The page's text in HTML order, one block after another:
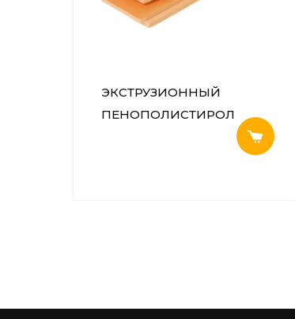
ЭКСТРУЗИОННЫЙ
ПЕНОПОЛИСТИРОЛ
ПЕНОПЛЭКС КОМФОРТ®